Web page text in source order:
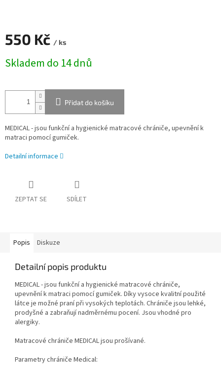
550 Kč / ks
cena:
Skladem do 14 dnů
Přidat do košíku
MEDICAL - jsou funkční a hygienické matracové chrániče, upevnění k
matraci pomocí gumiček.
Detailní informace
ZEPTAT SE SDÍLET
Popis Diskuze
Detailní popis produktu
MEDICAL - jsou funkční a hygienické matracové chrániče,
upevnění k matraci pomocí gumiček. Díky vysoce kvalitní použité
látce je možné praní při vysokých teplotách. Chrániče jsou lehké,
prodyšné a zabraňují nadměrnému pocení. Jsou vhodné pro
alergiky.
Matracové chrániče MEDICAL jsou prošívané.
Parametry chrániče Medical: